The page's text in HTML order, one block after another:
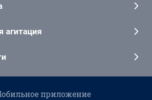
агитация
приложение